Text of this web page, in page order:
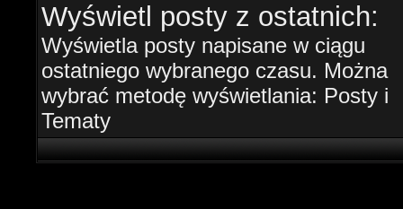
Wyświetl posty z ostatnich:
Wyświetla posty napisane w ciągu
ostatniego wybranego czasu. Można
wybrać metodę wyświetlania: Posty i
Tematy